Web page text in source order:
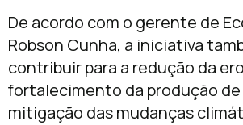
De acordo com o gerente de
Robson Cunha, a iniciativa
contribuir para a redução da
fortalecimento da produção de
mitigação das mudanças